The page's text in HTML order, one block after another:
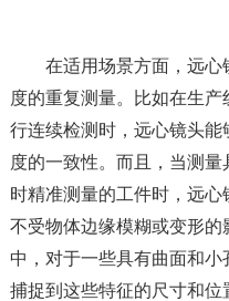
在适用场景方面，远心
度的重复测量。比如在生
行连续检测时，远心镜头
度的一致性。而且，当测
时精准测量的工件时，远心
不受物体边缘模糊或变形的
中，对于一些具有曲面和
捕捉到这些特征的尺寸和位